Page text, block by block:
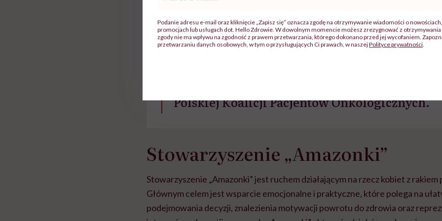
- O tym, jaki lek - oryginalny czy biopodobny -
powinien być podany oraz w jakiej postaci,
lekarz za zgodą pacjenta, kierując się jego
klinicznym i potrzebami - mówi Krystyna
Polskiej Koalicji Pacjentów Onkologicznych.
Stowarzyszenie „Amazonki”
Stowarzyszenie „Amazonki” jest ruchem działającym na rzecz kobiet z rakiem
Głównym celem jest wsparcie emocjonalne i praktyczne, które polega na
podejmowania decyzji, znalezienia motywacji powrotu do zdrowia oraz
mail*
Podanie adresu e-mail oraz kliknięcie „Zapisz się” oznacza zgodę na otrzymywanie wiadomości o
promocjach lub usługach dot. Hello Zdrowie. W dowolnym momencie możesz zrezygnować z
zgody nie ma wpływu na zgodność z prawem przetwarzania, którego dokonano przed jej wycofaniem.
przetwarzaniu danych osobowych, w tym o przysługujących Ci prawach, w naszejPolityce prywatności.